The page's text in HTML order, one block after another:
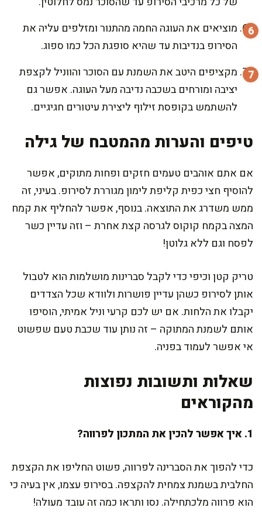
מוציאים את העוגה החמה מהתנור ומזלפים עליה את
הסירופ בנדיבות עד שהיא סופגת הכל כמו ספוג.
מקציפים היטב את השמנת עם הסוכר והווניל לקצפת
יציבה ומורחים בשכבה נדיבה מעל העוגה. אפשר גם
להשתמש בקופסת זילוף ליצירת עיטורים חגיגיים.
טיפים והערות מהמטבח של גילה
אם אתם אוהבים טעמים חזקים ופחות מתוקים, אפשר
להוסיף חצי כפית קליפת לימון מגוררת לסירופ. בעיני, זה
ממש משדרג את התוצאה. בנוסף, אפשר להחליף את קמח
המצה בקמח קוקוס לגרסה קצת אחרת – וזה עדיין כשר
לפסח וגם ללא גלוטן!
טריק קטן וכיפי כדי לקבל סברינות מושלמות הוא לטבול
אותן לסירופ כשהן עדיין פושרות ולוודא שכל הצדדים
יקבלו את הלחות. אם יש לכם קרעי וניל אמיתי, הוסיפו
אותם לשמנת המתוקה – זה נותן עוד שכבת טעם שפשוט
אי אפשר לעמוד בפניה.
שאלות ותשובות נפוצות
מהקוראים
1. איך אפשר להכין את המתכון לפרווה?
כדי להפוך את הסברינה לפרווה, פשוט החליפו את הקצפת
החלבית בשמנת צמחית להקצפה. בסירופ עצמו, אין בעיה כי
הוא פרווה מלכתחילה. נסו ותראו כמה זה עובד מעולה!